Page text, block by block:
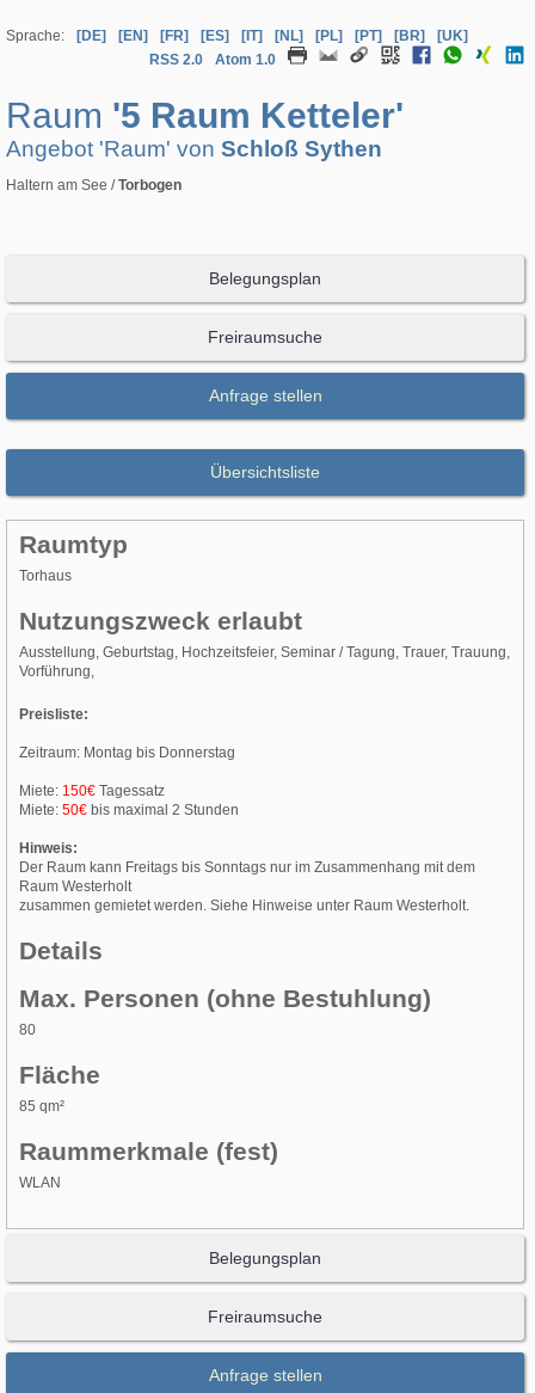
Sprache: [DE] [EN] [FR] [ES] [IT] [NL] [PL] [PT] [BR]
[UK]
RSS 2.0
Atom 1.0
Raum '5 Raum Ketteler'
Angebot 'Raum' von Schloß Sythen
Haltern am See /Torbogen
Belegungsplan
Freiraumsuche
Anfrage stellen
Übersichtsliste
Raumtyp
Torhaus
Nutzungszweck erlaubt
Ausstellung, Geburtstag, Hochzeitsfeier, Seminar / Tagung, Trauer, Trauung,
Vorführung,
Preisliste:
Zeitraum: Montag bis Donnerstag
Miete: 150€ Tagessatz
Miete: 50€ bis maximal 2 Stunden
Hinweis:
Der Raum kann Freitags bis Sonntags nur im Zusammenhang mit dem
Raum Westerholt
zusammen gemietet werden. Siehe Hinweise unter Raum Westerholt.
Details
Max. Personen (ohne Bestuhlung)
80
Fläche
85 qm²
Raummerkmale (fest)
WLAN
Belegungsplan
Freiraumsuche
Anfrage stellen